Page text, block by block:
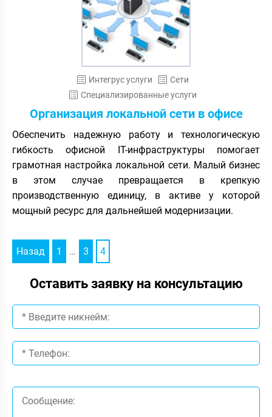
Интегрус услуги
Сети
Специализированные услуги
Организация локальной сети в офисе
Обеспечить надежную работу и технологическую
гибкость офисной IT-инфраструктуры помогает
грамотная настройка локальной сети. Малый бизнес
в этом случае превращается в крепкую
производственную единицу, в активе у которой
мощный ресурс для дальнейшей модернизации.
Назад 1 … 3 4
Оставить заявку на консультацию